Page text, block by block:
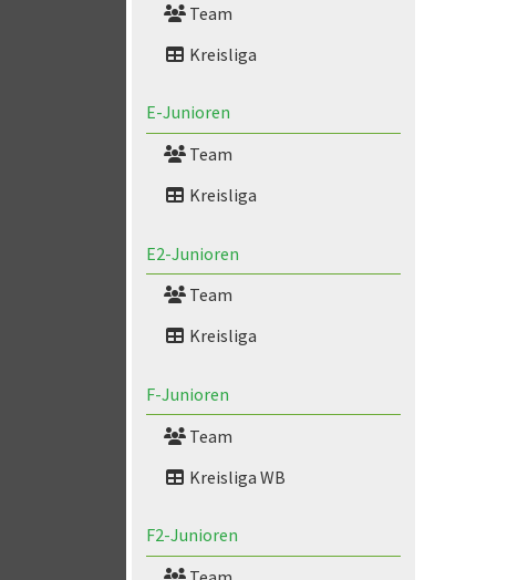
Team
Kreisliga
E-Junioren
Team
Kreisliga
E2-Junioren
Team
Kreisliga
F-Junioren
Team
Kreisliga WB
F2-Junioren